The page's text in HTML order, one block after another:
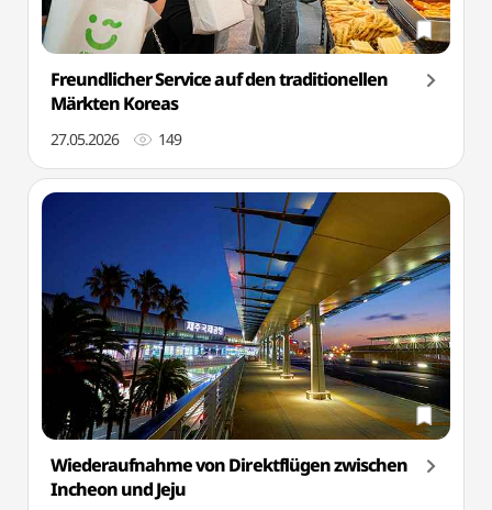
Freundlicher Service auf den traditionellen
Märkten Koreas
27.05.2026 149
Wiederaufnahme von Direktflügen zwischen
Incheon und Jeju